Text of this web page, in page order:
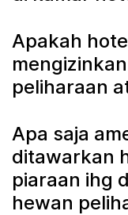
Apakah
peliharaan
Apa saja
ditawarkan
piaraan ihg
hewan